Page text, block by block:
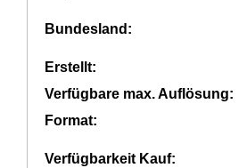
Bundesland:
Erstellt:
Verfügbare max. Auflösung:
Format:
Verfügbarkeit Kauf: